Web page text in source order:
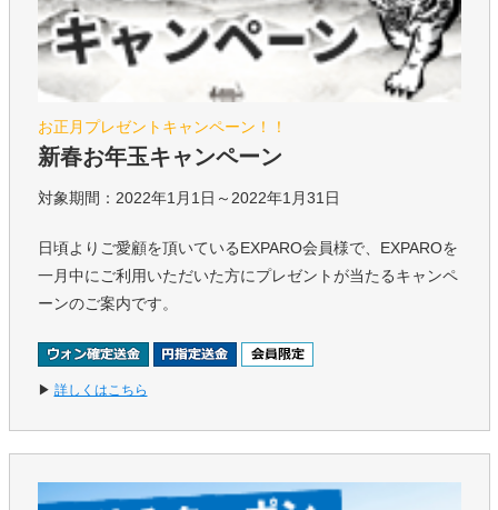
お正月プレゼントキャンペーン！！
新春お年玉キャンペーン
対象期間：2022年1月1日～2022年1月31日
日頃よりご愛顧を頂いているEXPARO会員様で、EXPAROを
一月中にご利用いただいた方にプレゼントが当たるキャンペ
ーンのご案内です。
▶ 詳しくはこちら